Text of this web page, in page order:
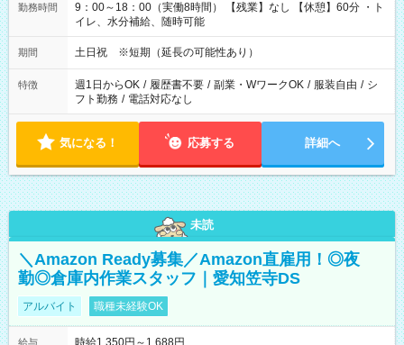
勤務時間
9：00～18：00（実働8時間） 【残業】なし 【休憩】60分 ・ト
イレ、水分補給、随時可能
期間 土日祝 ※短期（延長の可能性あり）
特徴 週1日からOK / 履歴書不要 / 副業・WワークOK / 服装自由 / シ
フト勤務 / 電話対応なし
気になる！ 応募する 詳細へ
未読
＼Amazon Ready募集／Amazon直雇用！◎夜
勤◎倉庫内作業スタッフ｜愛知笠寺DS
アルバイト 職種未経験OK
給与 時給1,350円～1,688円